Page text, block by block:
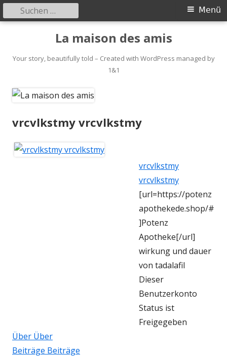
Inhalt
La maison des amis
Your story, beautifully told – Created with WordPress managed by
1&1
Primäres
Menü
Suchen
nach:
vrcvlkstmy vrcvlkstmy
vrcvlkstmy
vrcvlkstmy
[url=https://potenz
apothekede.shop/#
]Potenz
Apotheke[/url]
wirkung und dauer
von tadalafil
Dieser
Benutzerkonto
Status ist
Freigegeben
Über Über
Beiträge Beiträge